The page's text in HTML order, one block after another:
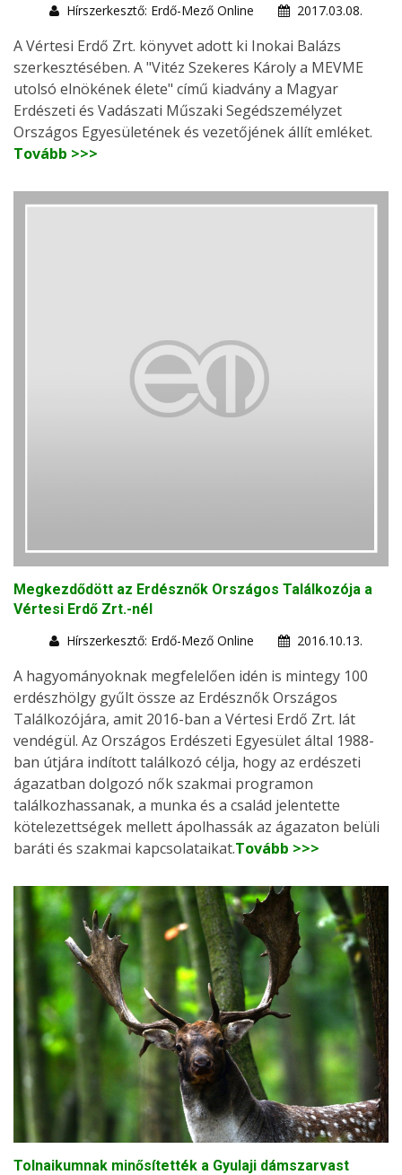
Hírszerkesztő: Erdő-Mező Online
2017.03.08.
A Vértesi Erdő Zrt. könyvet adott ki Inokai Balázs
szerkesztésében. A "Vitéz Szekeres Károly a MEVME
utolsó elnökének élete" című kiadvány a Magyar
Erdészeti és Vadászati Műszaki Segédszemélyzet
Országos Egyesületének és vezetőjének állít emléket.
Tovább >>>
Megkezdődött az Erdésznők Országos Találkozója a
Vértesi Erdő Zrt.-nél
Hírszerkesztő: Erdő-Mező Online
2016.10.13.
A hagyományoknak megfelelően idén is mintegy 100
erdészhölgy gyűlt össze az Erdésznők Országos
Találkozójára, amit 2016-ban a Vértesi Erdő Zrt. lát
vendégül. Az Országos Erdészeti Egyesület által 1988-
ban útjára indított találkozó célja, hogy az erdészeti
ágazatban dolgozó nők szakmai programon
találkozhassanak, a munka és a család jelentette
kötelezettségek mellett ápolhassák az ágazaton belüli
baráti és szakmai kapcsolataikat.Tovább >>>
Tolnaikumnak minősítették a Gyulaji dámszarvast